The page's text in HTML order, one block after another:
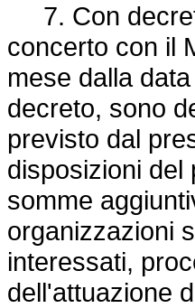
7. Con
concerto con il
mese dalla
decreto, sono
previsto dal
disposizioni del
somme
organizzazioni
interessati,
dell'attuazione